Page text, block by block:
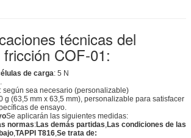
técnicas del
COF-01:
de carga: 5 N
: según sea necesario (personalizable)
g (63,5 mm x 63,5 mm), personalizable para satisfacer
de ensayo.
Se aplicarán las siguientes medidas:
normas:Las demás partidas,Las condiciones de las
,TAPPI T816,Se trata de: